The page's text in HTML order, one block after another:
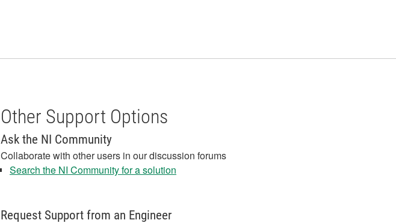
Other Support Options
Ask the NI Community
Collaborate with other users in our discussion forums
Search the NI Community for a solution
Request Support from an Engineer